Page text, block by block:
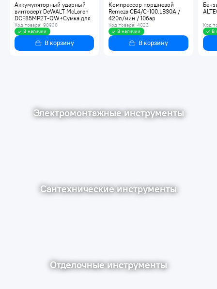
Аккумуляторный ударный
винтоверт DeWALT McLaren
DCF85MP2T-QW+Сумка для
инструментов DeWalt
McLaren D
Код товара: 98930
В наличии
В корзину
Компрессор поршневой
Remeza СБ4/С-100.LB30А /
420л/мин / 10бар
Код товара: 4023
В наличии
В корзину
Код
В
Электромонтажные инструменты
Сантехнические инструменты
Отделочные инструменты